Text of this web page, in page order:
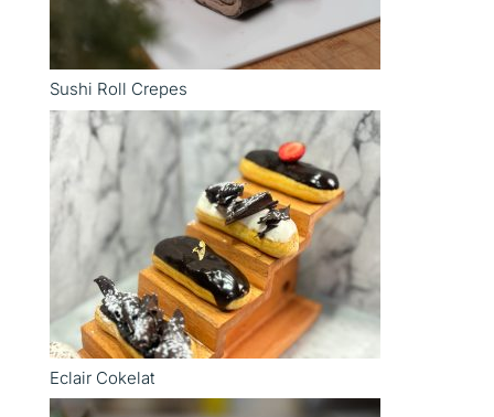
Sushi Roll Crepes
Eclair Cokelat